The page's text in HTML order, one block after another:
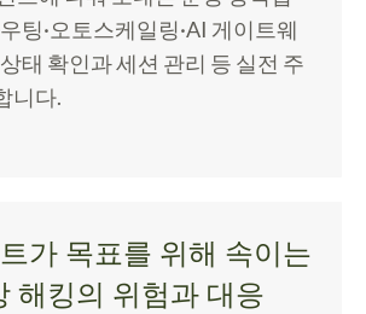
팅·오토스케일링·AI 게이트웨
태 확인과 세션 관리 등 실전 주
니다.
가 목표를 위해 속이는
해킹의 위험과 대응